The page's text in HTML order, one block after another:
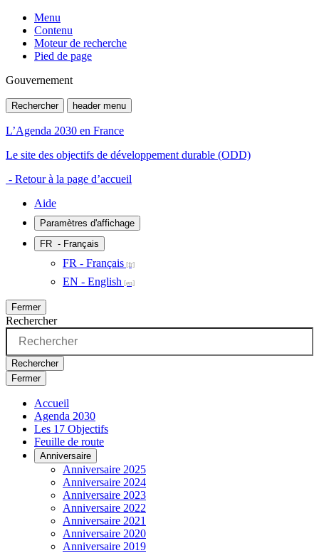
Menu
Contenu
Moteur de recherche
Pied de page
Gouvernement
Rechercher header menu
L’Agenda 2030 en France
Le site des objectifs de développement durable (ODD)
- Retour à la page d’accueil
Aide
Paramètres d'affichage
FR - Français
FR - Français
EN - English
Fermer
Rechercher
Rechercher
Fermer
Accueil
Agenda 2030
Les 17 Objectifs
Feuille de route
Anniversaire
Anniversaire 2025
Anniversaire 2024
Anniversaire 2023
Anniversaire 2022
Anniversaire 2021
Anniversaire 2020
Anniversaire 2019